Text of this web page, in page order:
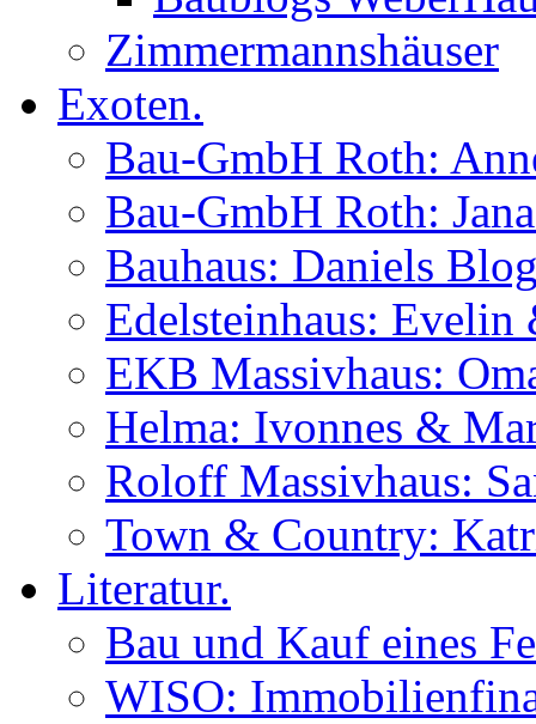
Zimmermannshäuser
Exoten.
Bau-GmbH Roth:
Bau-GmbH Roth:
Bauhaus: Daniels
Edelsteinhaus:
EKB Massivhaus:
Helma: Ivonnes &
Roloff Massivhaus:
Town & Country:
Literatur.
Bau und Kauf eines
WISO: